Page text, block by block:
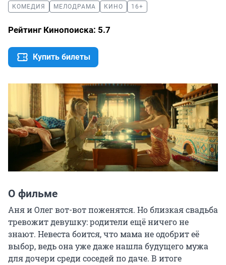
КОМЕДИЯ МЕЛОДРАМА КИНО 16+
Рейтинг Кинопоиска: 5.7
Купить билеты
О фильме
Аня и Олег вот-вот поженятся. Но близкая свадьба
тревожит девушку: родители ещё ничего не
знают. Невеста боится, что мама не одобрит её
выбор, ведь она уже даже нашла будущего мужа
для дочери среди соседей по даче. В итоге